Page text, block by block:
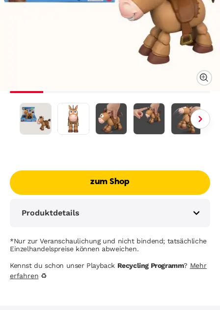
zum Shop
Produktdetails
*Nur zur Veranschaulichung und nicht bindend; tatsächliche
Einzelhandelspreise können abweichen.
Kennst du schon unser Playback Recycling Programm? Mehr
erfahren ♻